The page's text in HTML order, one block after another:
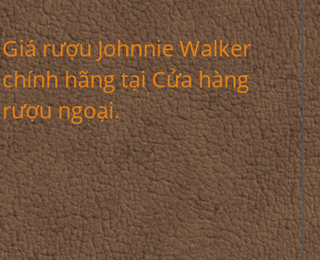
Giá rượu Johnnie Walker
chính hãng tại Cửa hàng
rượu ngoại.